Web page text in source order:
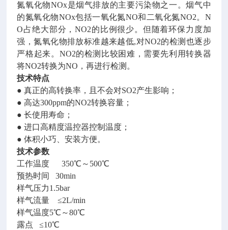
氮氧化物NOx是烟气排放的主要污染物之一。烟气中
的氮氧化物NOx包括一氧化氮NO和二氧化氮NO2。N
O占绝大部分，NO2的比例很少。但随着环保力度加
强，氮氧化物排放标准越来越低,对NO2的检测也逐步
严格起来。NO2的检测比较困难，需要先利用转换器
将NO2转换为NO，再进行检测。
技术特点
● 真正的高转换率，且不会对SO2产生影响；
● 高达300ppm的NO2转换容量；
● 长使用寿命；
● 进口高精度温控器控制温度；
● 体积小巧、安装方便。
技术参数
工作温度 350℃～500℃
预热时间 30min
样气压力1.5bar
样气流量 ≤2L/min
样气温度5℃～80℃
露点 ≤10℃